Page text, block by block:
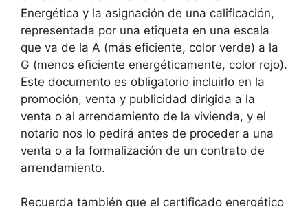
Energética y la asignación de una calificación,
representada por una etiqueta en una escala
que va de la A (más eficiente, color verde) a la
G (menos eficiente energéticamente, color rojo).
Este documento es obligatorio incluirlo en la
promoción, venta y publicidad dirigida a la
venta o al arrendamiento de la vivienda, y el
notario nos lo pedirá antes de proceder a una
venta o a la formalización de un contrato de
arrendamiento.
Recuerda también que el certificado energético